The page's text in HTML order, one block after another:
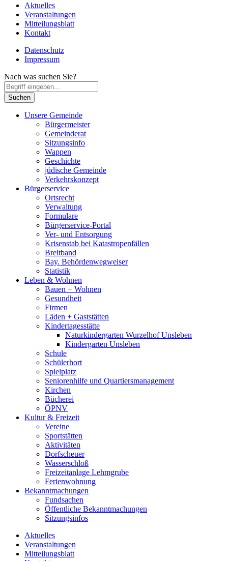
Aktuelles
Veranstaltungen
Mitteilungsblatt
Kontakt
Datenschutz
Impressum
Nach was suchen Sie?
Unsere Gemeinde
Bürgermeister
Gemeinderat
Sitzungsinfo
Wappen
Geschichte
jüdische Gemeinde
Verkehrskonzept
Bürgerservice
Ortsrecht
Verwaltung
Formulare
Bürgerservice-Portal
Ver- und Entsorgung
Krisenstab bei Katastropenfällen
Breitband
Bay. Behördenwegweiser
Statistik
Leben & Wohnen
Bauen + Wohnen
Gesundheit
Firmen
Läden + Gaststätten
Kindertagesstätte
Naturkindergarten Wurzelhof Unsleben
Kindergarten Unsleben
Schule
Schülerhort
Spielplatz
Seniorenhilfe und Quartiersmanagement
Kirchen
Bücherei
ÖPNV
Kultur & Freizeit
Vereine
Sportstätten
Aktivitäten
Dorfscheuer
Wasserschloß
Freizeitanlage Lehmgrube
Ferienwohnung
Bekanntmachungen
Fundsachen
Öffentliche Bekanntmachungen
Sitzungsinfos
Aktuelles
Veranstaltungen
Mitteilungsblatt